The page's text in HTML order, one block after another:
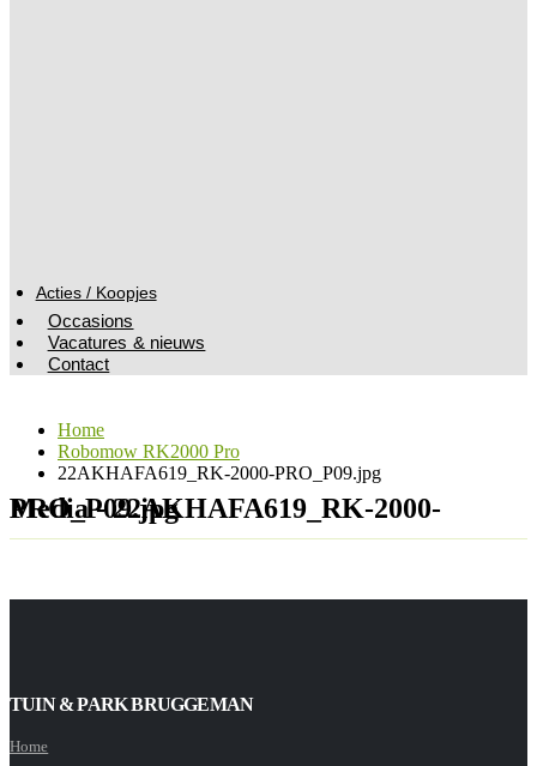
Acties / Koopjes
Occasions
Vacatures & nieuws
Contact
Home
Robomow RK2000 Pro
22AKHAFA619_RK-2000-PRO_P09.jpg
Media - 22AKHAFA619_RK-2000-PRO_P09.jpg
TUIN & PARK BRUGGEMAN
Home